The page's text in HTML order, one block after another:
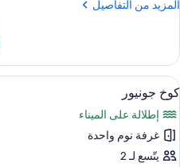
المزيد من التفاصيل
المزيد
غرفة
استعراض
جميع
صور
كوخ
جونيور
2
كوخ جونيور
إطلالة على الميناء
غرفة نوم واحدة
يتّسع لـ 2